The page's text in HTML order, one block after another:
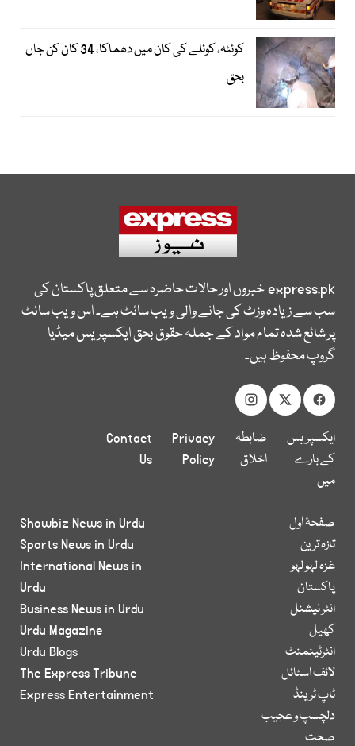
کوئٹہ، کوئلے کی کان میں دھماکا، 34 کان کن جاں
بحق
express.pkخبروں اور حالات حاضرہ سے متعلق پاکستان کی
سب سے زیادہ وزٹ کی جانے والی ویب سائٹ ہے۔ اس ویب سائٹ
پر شائع شدہ تمام مواد کے جملہ حقوق بحق ایکسپریس میڈیا
گروپ محفوظ ہیں۔
ایکسپریس
کے بارے
میں
ضابطہ
اخلاق
Privacy
Policy
Contact
Us
صفحۂ اول
تازہ ترین
غزہ لہو لہو
پاکستان
انٹر نیشنل
کھیل
انٹرٹینمنٹ
لائف اسٹائل
ٹاپ ٹرینڈ
دلچسپ و عجیب
صحت
Showbiz News in Urdu
Sports News in Urdu
International News in
Urdu
Business News in Urdu
Urdu Magazine
Urdu Blogs
The Express Tribune
Express Entertainment